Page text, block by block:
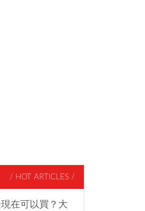
/ HOT ARTICLES /
在可以買？大